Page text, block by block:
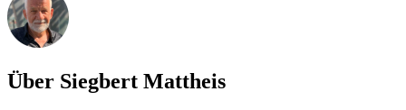
Über Siegbert Mattheis